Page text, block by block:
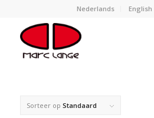
Nederlands English
Sorteer op Standaard